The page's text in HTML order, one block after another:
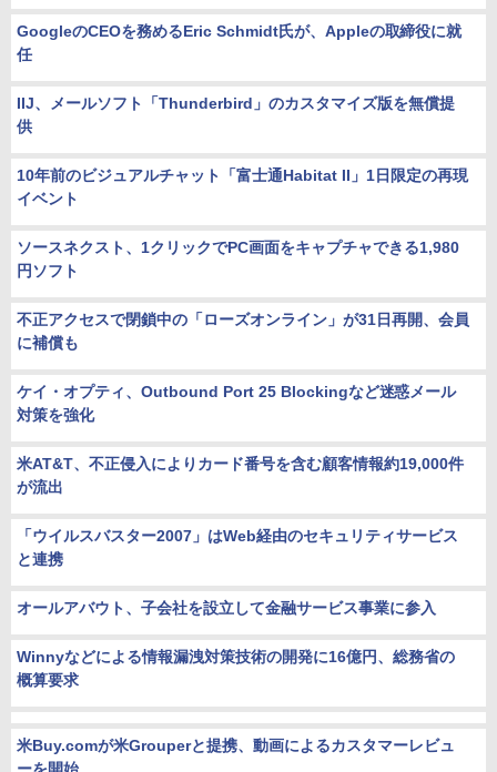
GoogleのCEOを務めるEric Schmidt氏が、Appleの取締役に就
任
IIJ、メールソフト「Thunderbird」のカスタマイズ版を無償提
供
10年前のビジュアルチャット「富士通Habitat II」1日限定の再現
イベント
ソースネクスト、1クリックでPC画面をキャプチャできる1,980
円ソフト
不正アクセスで閉鎖中の「ローズオンライン」が31日再開、会員
に補償も
ケイ・オプティ、Outbound Port 25 Blockingなど迷惑メール
対策を強化
米AT&T、不正侵入によりカード番号を含む顧客情報約19,000件
が流出
「ウイルスバスター2007」はWeb経由のセキュリティサービス
と連携
オールアバウト、子会社を設立して金融サービス事業に参入
Winnyなどによる情報漏洩対策技術の開発に16億円、総務省の
概算要求
米Buy.comが米Grouperと提携、動画によるカスタマーレビュ